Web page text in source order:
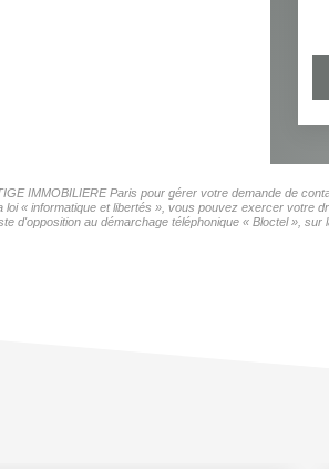
IMMOBILIERE Paris pour gérer votre demande de
« informatique et libertés », vous pouvez exercer votre
d'opposition au démarchage téléphonique « Bloctel »,